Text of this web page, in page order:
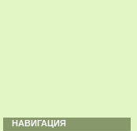
НАВИГАЦИЯ